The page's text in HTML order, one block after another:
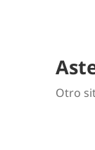
Otro